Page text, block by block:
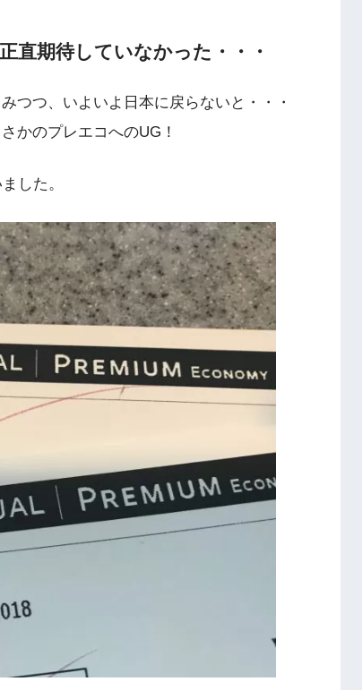
直期待していなかった・・・
つつ、いよいよ日本に戻らないと・・・
かのプレエコへのUG！
した。